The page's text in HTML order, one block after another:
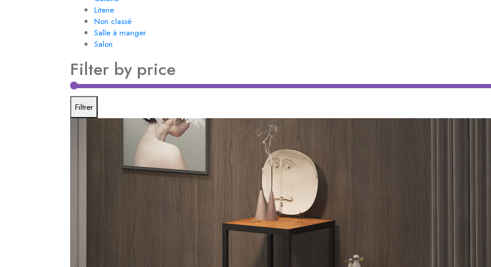
Literie
Non classé
Salle à manger
Salon
Filter by price
Filtrer